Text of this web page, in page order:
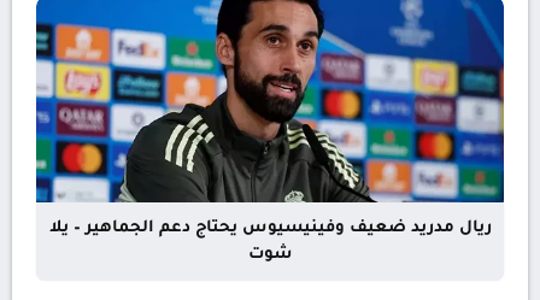
ريال مدريد ضعيف وفينيسيوس يحتاج دعم الجماهير – يلا
شوت